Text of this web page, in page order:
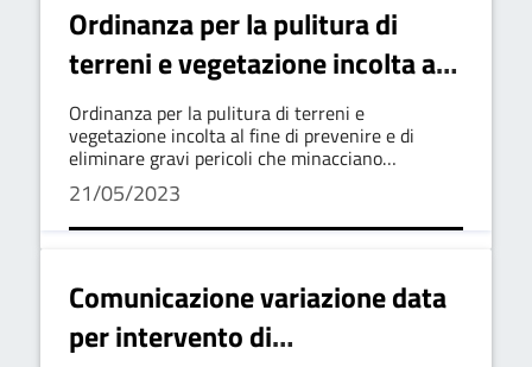
Ordinanza per la pulitura di
terreni e vegetazione incolta al
fine di prevenire e di eliminare
gravi pericoli che minacciano
l'incolumita' pubblica e la
sicurezza urbana
Ordinanza per la pulitura di terreni e
vegetazione incolta al fine di prevenire e di
eliminare gravi pericoli che minacciano
l'incolumita' pubblica e la sicurezza urbana
21/05/2023
Comunicazione variazione data
per intervento di